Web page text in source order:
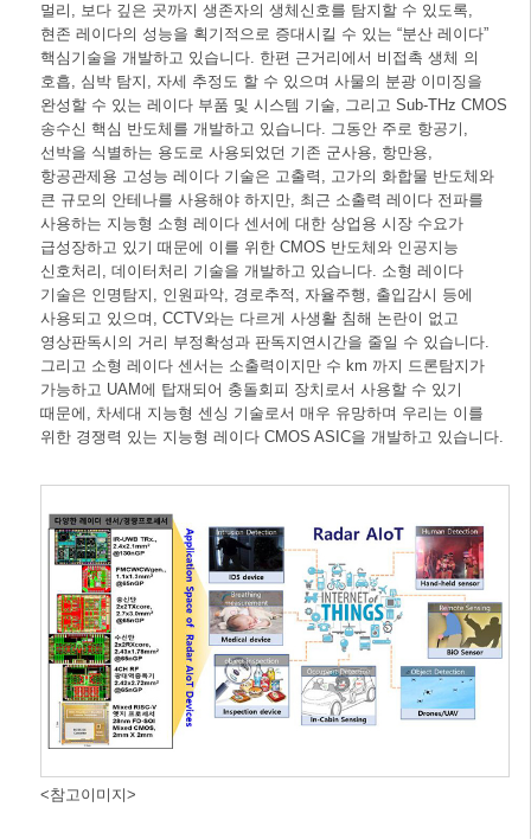
멀리, 보다 깊은 곳까지 생존자의 생체신호를 탐지할 수 있도록,
현존 레이다의 성능을 획기적으로 증대시킬 수 있는 “분산 레이다”
핵심기술을 개발하고 있습니다. 한편 근거리에서 비접촉 생체 의
호흡, 심박 탐지, 자세 추정도 할 수 있으며 사물의 분광 이미징을
완성할 수 있는 레이다 부품 및 시스템 기술, 그리고 Sub-THz CMOS
송수신 핵심 반도체를 개발하고 있습니다. 그동안 주로 항공기,
선박을 식별하는 용도로 사용되었던 기존 군사용, 항만용,
항공관제용 고성능 레이다 기술은 고출력, 고가의 화합물 반도체와
큰 규모의 안테나를 사용해야 하지만, 최근 소출력 레이다 전파를
사용하는 지능형 소형 레이다 센서에 대한 상업용 시장 수요가
급성장하고 있기 때문에 이를 위한 CMOS 반도체와 인공지능
신호처리, 데이터처리 기술을 개발하고 있습니다. 소형 레이다
기술은 인명탐지, 인원파악, 경로추적, 자율주행, 출입감시 등에
사용되고 있으며, CCTV와는 다르게 사생활 침해 논란이 없고
영상판독시의 거리 부정확성과 판독지연시간을 줄일 수 있습니다.
그리고 소형 레이다 센서는 소출력이지만 수 km 까지 드론탐지가
가능하고 UAM에 탑재되어 충돌회피 장치로서 사용할 수 있기
때문에, 차세대 지능형 센싱 기술로서 매우 유망하며 우리는 이를
위한 경쟁력 있는 지능형 레이다 CMOS ASIC을 개발하고 있습니다.
<참고이미지>